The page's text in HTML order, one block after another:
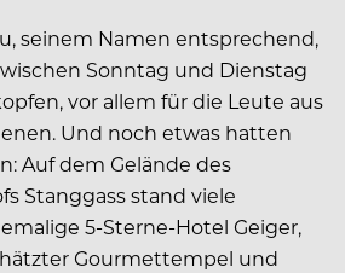
seinem Namen entsprechend,
Sonntag und Dienstag
vor allem für die Leute aus
Und noch etwas hatten
Auf dem Gelände des
Stanggass stand viele
5-Sterne-Hotel Geiger,
Gourmettempel und